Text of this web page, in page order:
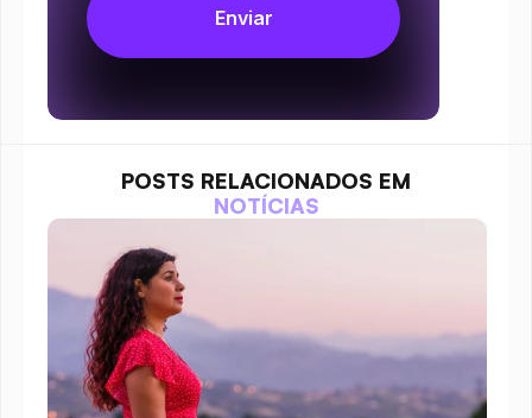
POSTS RELACIONADOS EM
NOTÍCIAS